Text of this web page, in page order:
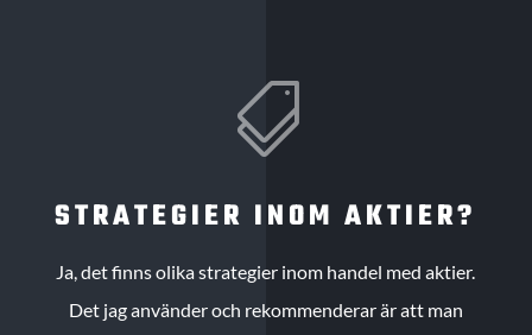

STRATEGIER INOM AKTIER?
Ja, det finns olika strategier inom handel med aktier.
Det jag använder och rekommenderar är att man